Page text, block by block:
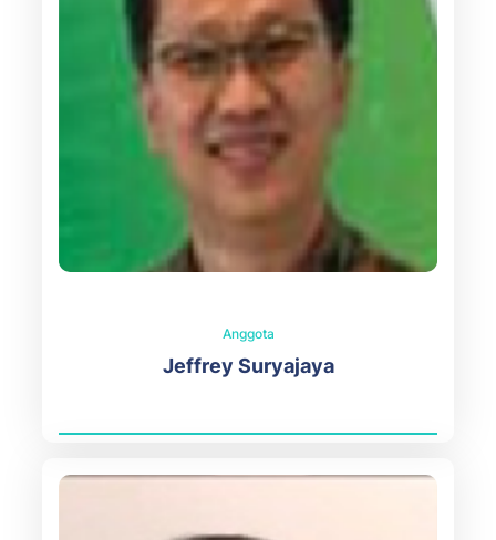
Anggota
Jeffrey Suryajaya